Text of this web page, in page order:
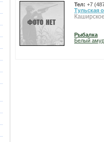
Тел: +7
Тульская
Рыбалка
Белый амур